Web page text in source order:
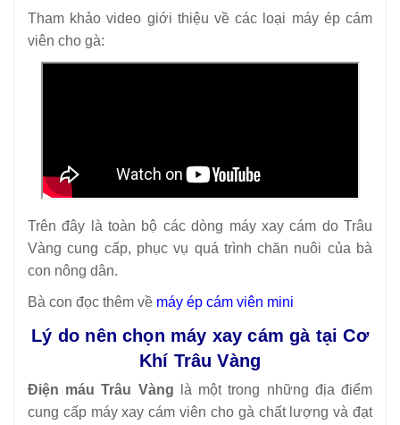
Tham khảo video giới thiệu về các loại máy ép cám
viên cho gà:
Trên đây là toàn bộ các dòng máy xay cám do Trâu
Vàng cung cấp, phục vụ quá trình chăn nuôi của bà
con nông dân.
Bà con đọc thêm về máy ép cám viên mini
Lý do nên chọn máy xay cám gà tại Cơ
Khí Trâu Vàng
Điện máu Trâu Vàng là một trong những địa điểm
cung cấp máy xay cám viên cho gà chất lượng và đạt